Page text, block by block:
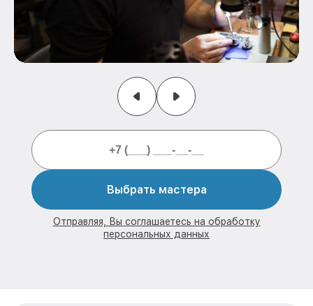
Выбрать мастера
Отправляя, Вы соглашаетесь на обработку
персональных данных